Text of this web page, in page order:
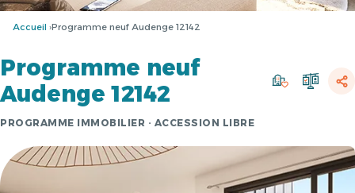
Accueil Programme neuf Audenge 12142
Programme neuf
Audenge 12142
PROGRAMME IMMOBILIER · ACCESSION LIBRE